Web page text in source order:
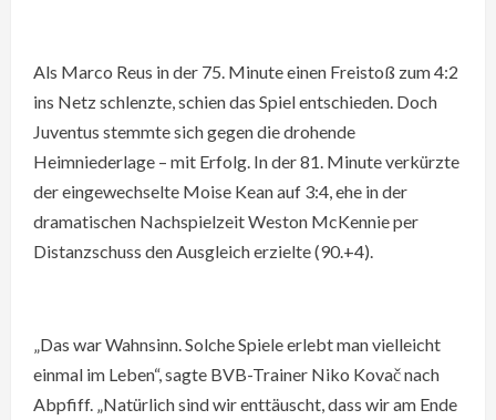
Als Marco Reus in der 75. Minute einen Freistoß zum 4:2
ins Netz schlenzte, schien das Spiel entschieden. Doch
Juventus stemmte sich gegen die drohende
Heimniederlage – mit Erfolg. In der 81. Minute verkürzte
der eingewechselte Moise Kean auf 3:4, ehe in der
dramatischen Nachspielzeit Weston McKennie per
Distanzschuss den Ausgleich erzielte (90.+4).
„Das war Wahnsinn. Solche Spiele erlebt man vielleicht
einmal im Leben“, sagte BVB-Trainer Niko Kovač nach
Abpfiff. „Natürlich sind wir enttäuscht, dass wir am Ende